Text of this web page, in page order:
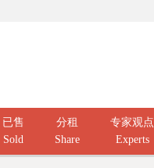
已售
Sold
分租
Share
专家观点
Experts